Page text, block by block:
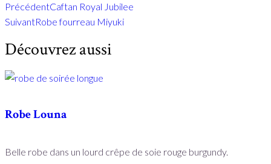
PrécédentCaftan Royal Jubilee
SuivantRobe fourreau Miyuki
Découvrez aussi
Robe Louna
Belle robe dans un lourd crêpe de soie rouge burgundy.